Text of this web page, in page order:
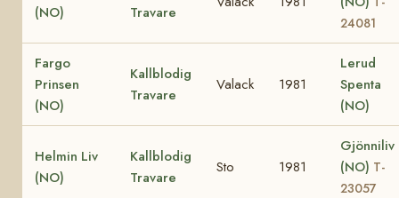
(NO)
Travare
24081
Fargo
Prinsen
(NO)
Kallblodig
Travare
Valack 1981
Lerud
Spenta
(NO)
Helmin Liv
(NO)
Kallblodig
Travare
Sto 1981
Gjönniliv
(NO) T-
23057